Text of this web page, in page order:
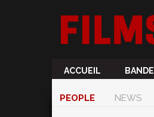
ACCUEIL
PEOPLE NEWS